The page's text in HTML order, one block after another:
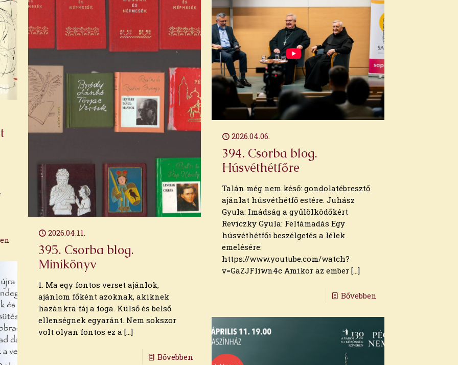
2026.04.11.
395. Csorba blog.
Minikönyv
1. Ma egy fontos verset ajánlok,
ajánlom főként azoknak, akiknek
hazánkra fáj a foga. Külső és belső
ellenségnek egyaránt. Nem sokszor
volt olyan fontos ez a […]
Bővebben
2026.04.06.
394. Csorba blog.
Húsvéthétfőre
Talán még nem késő: gondolatébresztő
ajánlat húsvéthétfő estére. Juhász
Gyula: Imádság a gyűlölködőkért
Reviczky Gyula: Feltámadás Egy
húsvéthétfői beszélgetés a lélek
emelésére:
https://www.youtube.com/watch?
v=GaZJFliwn4c Amikor az ember […]
Bővebben